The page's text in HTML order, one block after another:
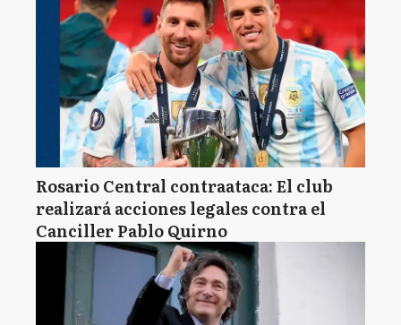
Rosario Central contraataca: El club
realizará acciones legales contra el
Canciller Pablo Quirno